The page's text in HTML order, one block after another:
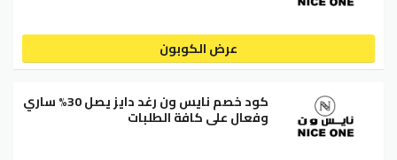
عرض الكوبون
كود خصم نايس ون رغد دايز يصل 30% ساري
وفعال على كافة الطلبات